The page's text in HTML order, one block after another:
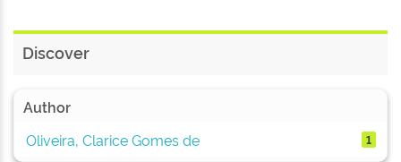
Discover
Author
Oliveira, Clarice Gomes de
1